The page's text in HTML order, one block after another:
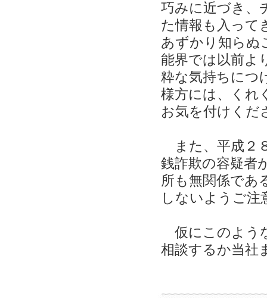
巧みに近づき、
た情報も入って
あずかり知らぬ
能界では以前よ
粋な気持ちにつ
様方には、くれ
お気を付けくだ
また、平成２
銭詐欺の容疑者
所も無関係であ
しないようご注
仮にこのよう
相談するか当社